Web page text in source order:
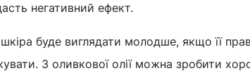
негативний ефект.
буде виглядати молодше, якщо її
З оливкової олії можна зробити